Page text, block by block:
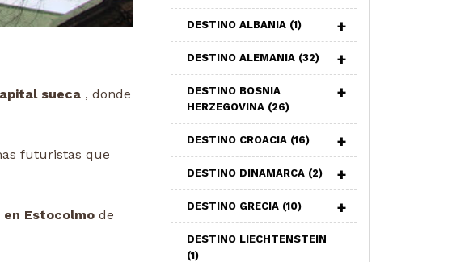
sueca , donde
futuristas que
Estocolmo de
DESTINO ALBANIA (1)
DESTINO ALEMANIA (32)
DESTINO BOSNIA
HERZEGOVINA (26)
DESTINO CROACIA (16)
DESTINO DINAMARCA (2)
DESTINO GRECIA (10)
DESTINO LIECHTENSTEIN
(1)